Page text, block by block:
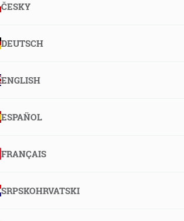
ČESKY
DEUTSCH
ENGLISH
ESPAÑOL
FRANÇAIS
SRPSKOHRVATSKI